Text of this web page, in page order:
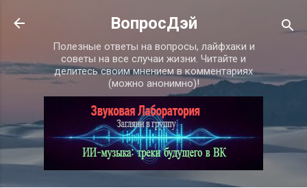
К основному контенту
ВопросДэй
Полезные ответы на вопросы, лайфхаки и
советы на все случаи жизни. Читайте и
делитесь своим мнением в комментариях
(можно анонимно)!